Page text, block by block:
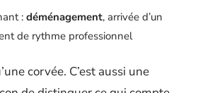
: déménagement, arrivée d’un
de rythme professionnel
corvée. C’est aussi une